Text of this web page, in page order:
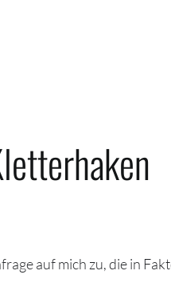
auf mich zu, die in